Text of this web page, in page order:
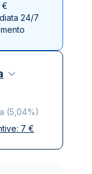
€
24/7
(5,04%)
7 €